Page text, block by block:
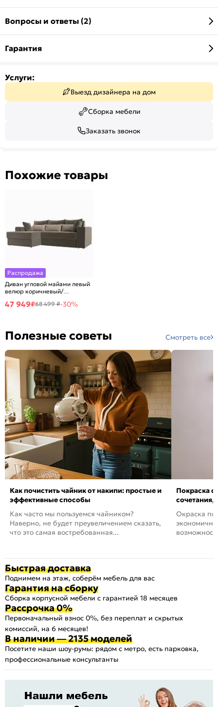
Вопросы и ответы (2)
Гарантия
Услуги:
Выезд дизайнера на дом
Сборка мебели
Заказать звонок
Похожие товары
Распродажа
Диван угловой майами левый
велюр коричневый/
выставочный образец
47 949₽68 499 ₽-30%
Полезные советы Смотреть все
Как почистить чайник от накипи: простые и
эффективные способы
Как часто мы пользуемся чайником?
Наверно, не будет преувеличением сказать,
что это самая востребованная...
Покраска
сочетания,
Окраска
Быстрая доставка
Поднимем на этаж, соберём мебель для вас
Гарантия на сборку
Сборка корпусной мебели с гарантией 18 месяцев
Рассрочка 0%
Первоначальный взнос 0%, без переплат и скрытых
комиссий, на 6 месяцев!
В наличии — 2135 моделей
Посетите наши шоу-румы: рядом с метро, есть парковка,
профессиональные консультанты